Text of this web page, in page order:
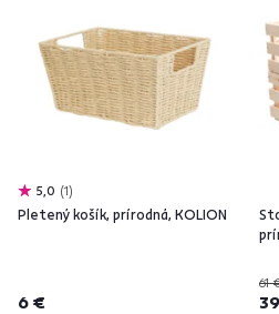
5,0 1
Pletený košík, prírodná, KOLION
6 €
61